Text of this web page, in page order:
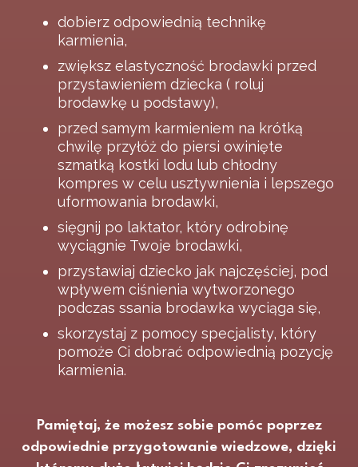
dobierz odpowiednią technikę
karmienia,
zwiększ elastyczność brodawki przed
przystawieniem dziecka ( roluj
brodawkę u podstawy),
przed samym karmieniem na krótką
chwilę przyłóż do piersi owinięte
szmatką kostki lodu lub chłodny
kompres w celu usztywnienia i lepszego
uformowania brodawki,
sięgnij po laktator, który odrobinę
wyciągnie Twoje brodawki,
przystawiaj dziecko jak najczęściej, pod
wpływem ciśnienia wytworzonego
podczas ssania brodawka wyciąga się,
skorzystaj z pomocy specjalisty, który
pomoże Ci dobrać odpowiednią pozycję
karmienia.
Pamiętaj, że możesz sobie pomóc poprzez
odpowiednie przygotowanie wiedzowe, dzięki